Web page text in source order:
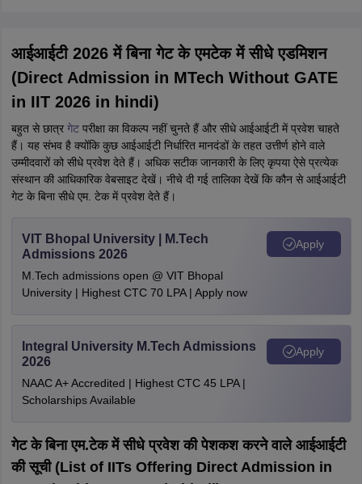
आईआईटी 2026 में बिना गेट के एमटेक में सीधे एडमिशन
(Direct Admission in MTech Without GATE
in IIT 2026 in hindi)
बहुत से छात्र गेटपरीक्षा का विकल्प नहीं चुनते हैं और सीधे आईआईटी में प्रवेश चाहते
हैं। यह संभव है क्योंकि कुछ आईआईटी निर्धारित मानदंडों के तहत उत्तीर्ण होने वाले
उम्मीदवारों को सीधे प्रवेश देते हैं। अधिक सटीक जानकारी के लिए कृपया ऐसे प्रत्येक
संस्थान की आधिकारिक वेबसाइट देखें। नीचे दी गई तालिका देखें कि कौन से आईआईटी
गेट के बिना सीधे एम. टेक में प्रवेश देते हैं।
VIT Bhopal University | M.Tech
Admissions 2026
M.Tech admissions open @ VIT Bhopal
University | Highest CTC 70 LPA | Apply now
Apply
Integral University M.Tech Admissions
2026
NAAC A+ Accredited | Highest CTC 45 LPA |
Scholarships Available
Apply
गेट के बिना एम.टेक में सीधे प्रवेश की पेशकश करने वाले आईआईटी
की सूची (List of IITs Offering Direct Admission in